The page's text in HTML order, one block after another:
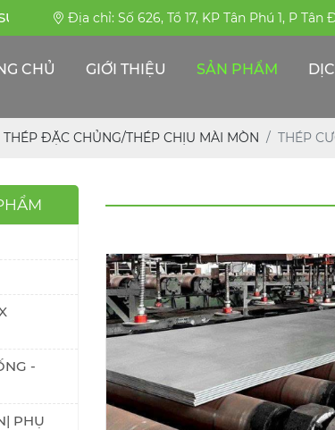
Địa chỉ: Số 626, Tổ 17, KP Tân Phú 1, P
CHỦ GIỚI THIỆU SẢN PHẨM
THÉP ĐẶC CHỦNG/THÉP CHỊU MÀI MÒN THÉP
-
PHỤ